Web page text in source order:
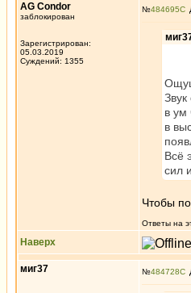
AG Condor
заблокирован
Зарегистрирован:
05.03.2019
Суждений: 1355
№484695
в ум
в
Всё
сил
Чтобы
Ответы на
Наверх
миг37 №484728